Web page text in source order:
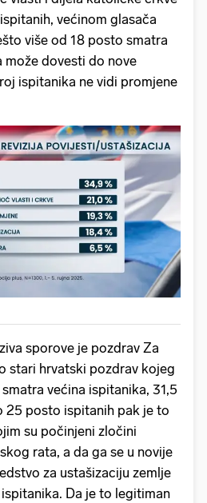
većinom glasača
više od 18 posto smatra
može dovesti do nove
ispitanika ne vidi promjene
sporove je pozdrav Za
stari hrvatski pozdrav kojeg
većina ispitanika, 31,5
25 posto ispitanih pak je to
su počinjeni zločini
rata, a da ga se u novije
za ustašizaciju zemlje
Da je to legitiman